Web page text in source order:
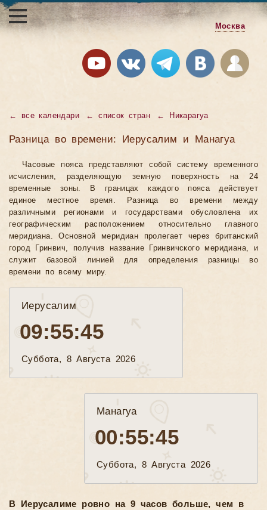
Москва
← все календари ←список стран ← Никарагуа
Разница во времени: Иерусалим и Манагуа
Часовые пояса представляют собой систему временного
исчисления, разделяющую земную поверхность на 24
временные зоны. В границах каждого пояса действует
единое местное время. Разница во времени между
различными регионами и государствами обусловлена их
географическим расположением относительно главного
меридиана. Основной меридиан пролегает через британский
город Гринвич, получив название Гринвичского меридиана, и
служит базовой линией для определения разницы во
времени по всему миру.
Иерусалим
09:55:46
Суббота, 8 Августа 2026
Манагуа
00:55:46
Суббота, 8 Августа 2026
В Иерусалиме ровно на 9 часов больше, чем в